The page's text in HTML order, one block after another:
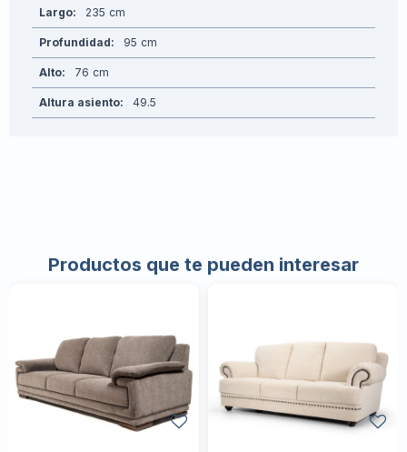
Largo 235
Profundidad 95
Alto 76
Altura asiento 49.5
Productos que te pueden interesar